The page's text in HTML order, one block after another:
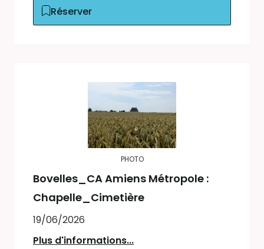
Réserver
PHOTO
Bovelles_CA Amiens Métropole :
Chapelle_Cimetière
19/06/2026
Plus d'informations...